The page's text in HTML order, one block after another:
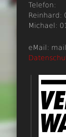
Telefon:
Reinhard:
Michael:
eMail: